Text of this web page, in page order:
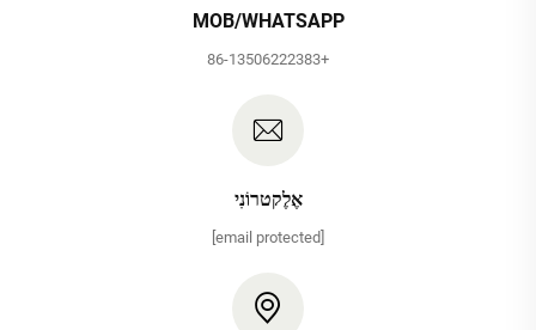
MOB/WHATSAPP
+86-13506222383
אֶלֶקטרוֹנִי
[email protected]